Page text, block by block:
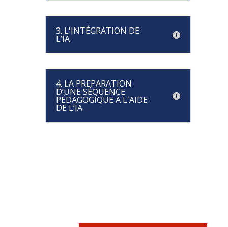
3. L'INTÉGRATION DE
L’IA
4. LA PREPARATION
D’UNE SÉQUENCE
PÉDAGOGIQUE À L'AIDE
DE L’IA